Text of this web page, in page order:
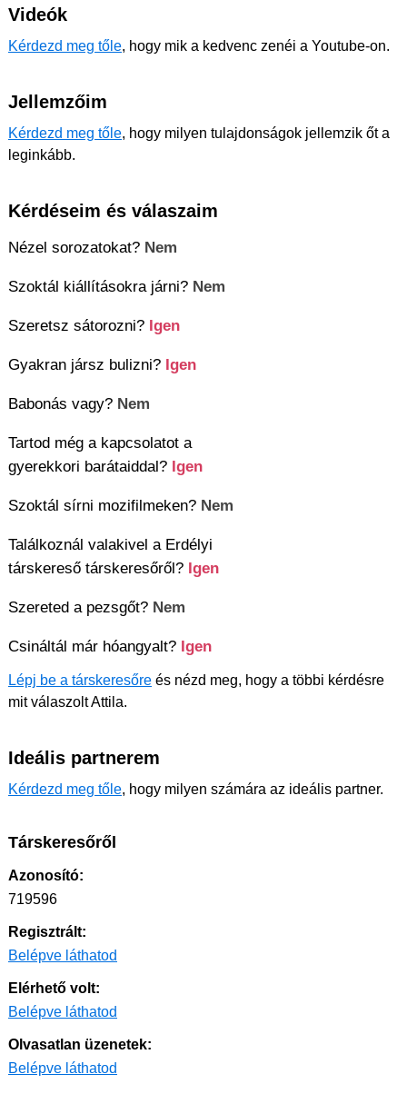
Videók
Kérdezd meg tőle, hogy mik a kedvenc zenéi a Youtube-on.
Jellemzőim
Kérdezd meg tőle, hogy milyen tulajdonságok jellemzik őt a
leginkább.
Kérdéseim és válaszaim
Nézel sorozatokat? Nem
Szoktál kiállításokra járni? Nem
Szeretsz sátorozni? Igen
Gyakran jársz bulizni? Igen
Babonás vagy? Nem
Tartod még a kapcsolatot a
gyerekkori barátaiddal? Igen
Szoktál sírni mozifilmeken? Nem
Találkoznál valakivel a Erdélyi
társkereső társkeresőről? Igen
Szereted a pezsgőt? Nem
Csináltál már hóangyalt? Igen
Lépj be a társkeresőre és nézd meg, hogy a többi kérdésre
mit válaszolt Attila.
Ideális partnerem
Kérdezd meg tőle, hogy milyen számára az ideális partner.
Társkeresőről
Azonosító:
719596
Regisztrált:
Belépve láthatod
Elérhető volt:
Belépve láthatod
Olvasatlan üzenetek:
Belépve láthatod